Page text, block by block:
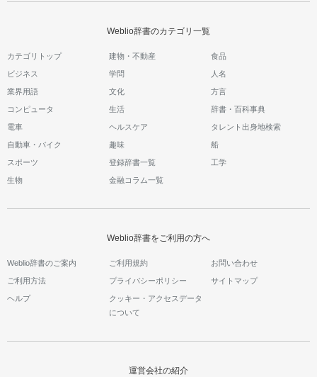
Weblio辞書のカテゴリ一覧
カテゴリトップ 建物・不動産 食品
ビジネス 学問 人名
業界用語 文化 方言
コンピュータ 生活 辞書・百科事典
電車 ヘルスケア タレント出身地検索
自動車・バイク 趣味 船
スポーツ 登録辞書一覧 工学
生物 金融コラム一覧
Weblio辞書をご利用の方へ
Weblio辞書のご案内 ご利用規約 お問い合わせ
ご利用方法 プライバシーポリシー サイトマップ
ヘルプ
クッキー・アクセスデータ
について
運営会社の紹介